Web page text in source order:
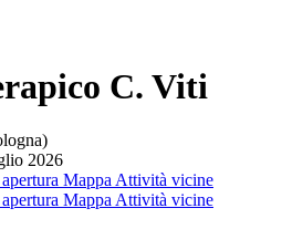
C. Viti
2026
Mappa Attività vicine
Mappa Attività vicine